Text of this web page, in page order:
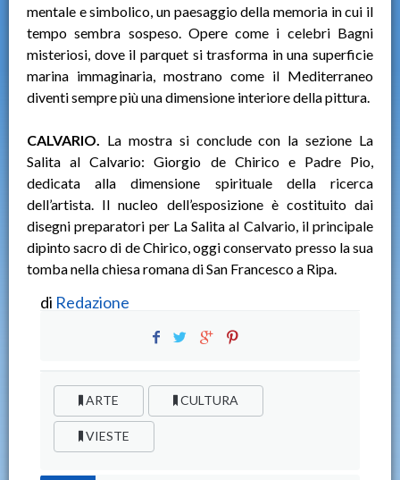
mentale e simbolico, un paesaggio della memoria in cui il
tempo sembra sospeso. Opere come i celebri Bagni
misteriosi, dove il parquet si trasforma in una superficie
marina immaginaria, mostrano come il Mediterraneo
diventi sempre più una dimensione interiore della pittura.
CALVARIO. La mostra si conclude con la sezione La
Salita al Calvario: Giorgio de Chirico e Padre Pio,
dedicata alla dimensione spirituale della ricerca
dell’artista. Il nucleo dell’esposizione è costituito dai
disegni preparatori per La Salita al Calvario, il principale
dipinto sacro di de Chirico, oggi conservato presso la sua
tomba nella chiesa romana di San Francesco a Ripa.
di Redazione
ARTE CULTURA
VIESTE